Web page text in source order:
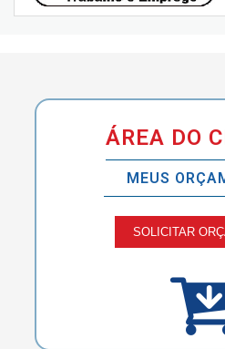
ÁREA DO
MEUS
SOLICITAR